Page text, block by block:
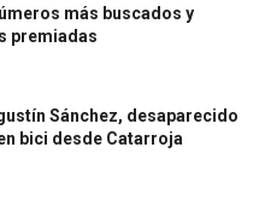
más buscados y
premiadas
Sánchez, desaparecido
bici desde Catarroja